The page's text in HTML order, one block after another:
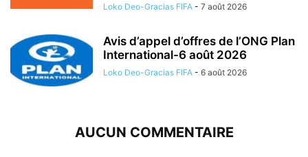
Loko Deo-Gracias FIFA - 7 août 2026
Avis d’appel d’offres de l’ONG Plan
International-6 août 2026
Loko Deo-Gracias FIFA - 6 août 2026
AUCUN COMMENTAIRE